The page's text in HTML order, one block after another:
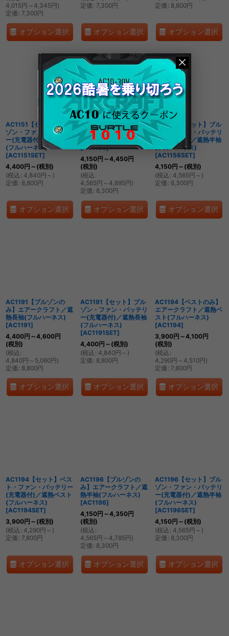
4,015円 ～4,345円)
定価 : 7,300円
オプション選択
定価 : 7,300円
オプション選択
定価 : 8,800円
オプション選択
AC1151【セット】ブル
ゾン・ファン・バッテリ
ー(充電器付)／遮熱長袖
(フルハーネス)
[AC1151SET]
4,400円 ～ (税別)
(税込 : 4,840円 ～ )
定価 : 8,800円
オプション選択
AC1156【ブルゾンの
み】エアークラフト／遮
熱半袖(フルハーネス)
[AC1156]
4,150円 ～4,450円
(税別)
(税込 :
4,565円 ～4,895円)
定価 : 8,300円
オプション選択
AC1156【セット】ブル
ゾン・ファン・バッテリ
ー(充電器付)／遮熱半袖
(フルハーネス)
[AC1156SET]
4,150円 ～ (税別)
(税込 : 4,565円 ～ )
定価 : 8,300円
オプション選択
AC1191【ブルゾンの
み】エアークラフト／遮
熱長袖(フルハーネス)
[AC1191]
4,400円 ～4,600円
(税別)
(税込 :
4,840円 ～5,060円)
定価 : 8,800円
オプション選択
AC1191【セット】ブル
ゾン・ファン・バッテリ
ー(充電器付)／遮熱長袖
(フルハーネス)
[AC1191SET]
4,400円 ～ (税別)
(税込 : 4,840円 ～ )
定価 : 8,800円
オプション選択
AC1194【ベストのみ】
エアークラフト／遮熱ベ
スト(フルハーネス)
[AC1194]
3,900円 ～4,100円
(税別)
(税込 :
4,290円 ～4,510円)
定価 : 7,800円
オプション選択
AC1194【セット】ベス
ト・ファン・バッテリー
(充電器付)／遮熱ベスト
(フルハーネス)
[AC1194SET]
3,900円 ～ (税別)
(税込 : 4,290円 ～ )
定価 : 7,800円
オプション選択
AC1196【ブルゾンの
み】エアークラフト／遮
熱半袖(フルハーネス)
[AC1196]
4,150円 ～4,350円
(税別)
(税込 :
4,565円 ～4,785円)
定価 : 8,300円
オプション選択
AC1196【セット】ブル
ゾン・ファン・バッテリ
ー(充電器付)／遮熱半袖
(フルハーネス)
[AC1196SET]
4,150円 ～ (税別)
(税込 : 4,565円 ～ )
定価 : 8,300円
オプション選択